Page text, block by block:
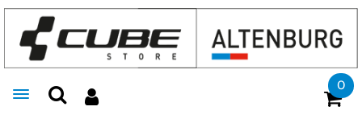
Toggle navigation
0